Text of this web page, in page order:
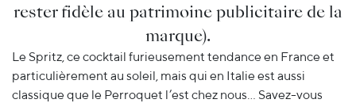
rester fidèle au patrimoine publicitaire de la
marque).
Le Spritz, ce cocktail furieusement tendance en France et
particulièrement au soleil, mais qui en Italie est aussi
classique que le Perroquet l’est chez nous… Savez-vous